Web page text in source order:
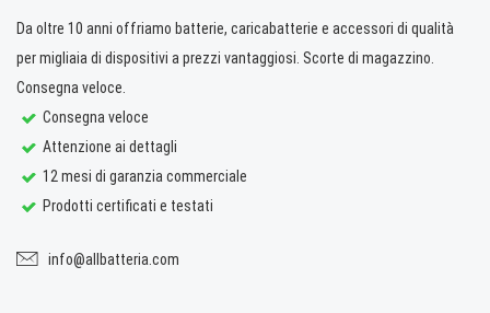
Da oltre 10 anni offriamo batterie, caricabatterie e accessori di qualità
per migliaia di dispositivi a prezzi vantaggiosi. Scorte di magazzino.
Consegna veloce.
Consegna veloce
Attenzione ai dettagli
12 mesi di garanzia commerciale
Prodotti certificati e testati
info@allbatteria.com